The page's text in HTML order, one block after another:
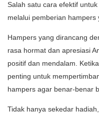
Salah satu cara efektif
melalui pemberian hampers
Hampers yang dirancang
rasa hormat dan apresiasi
positif dan mendalam.
penting untuk
hampers agar benar-benar
Tidak hanya sekedar